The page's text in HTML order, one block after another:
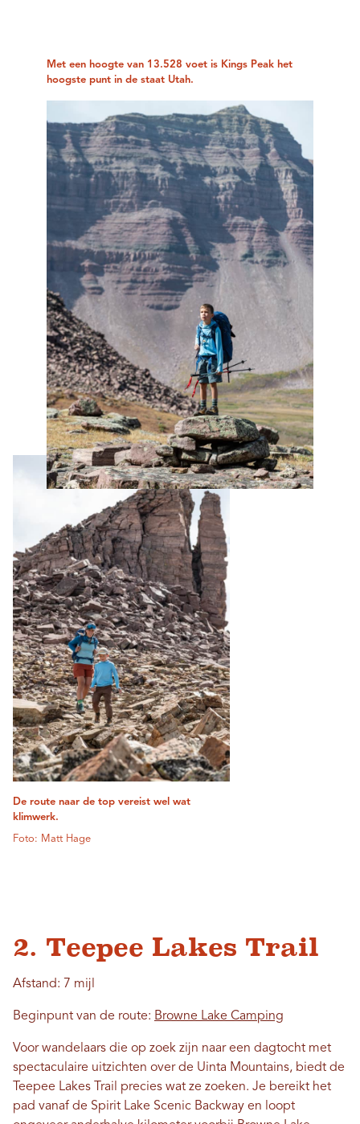
De route naar de top vereist wel wat
klimwerk.
Foto: Matt Hage
Met een hoogte van 13.528 voet is Kings Peak het
hoogste punt in de staat Utah.
2. Teepee Lakes Trail
Afstand: 7 mijl
Beginpunt van de route: Browne Lake Camping
Voor wandelaars die op zoek zijn naar een dagtocht met
spectaculaire uitzichten over de Uinta Mountains, biedt de
Teepee Lakes Trail precies wat ze zoeken. Je bereikt het
pad vanaf de Spirit Lake Scenic Backway en loopt